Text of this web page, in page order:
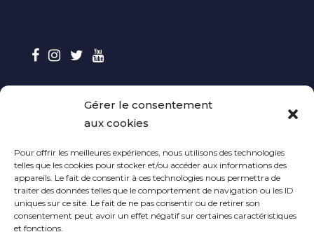
Gérer le consentement
aux cookies
Pour offrir les meilleures expériences, nous utilisons des technologies
telles que les cookies pour stocker et/ou accéder aux informations des
appareils. Le fait de consentir à ces technologies nous permettra de
traiter des données telles que le comportement de navigation ou les ID
uniques sur ce site. Le fait de ne pas consentir ou de retirer son
consentement peut avoir un effet négatif sur certaines caractéristiques
et fonctions.
CONTACT
Envoyer vos maquettes
Contact Presse